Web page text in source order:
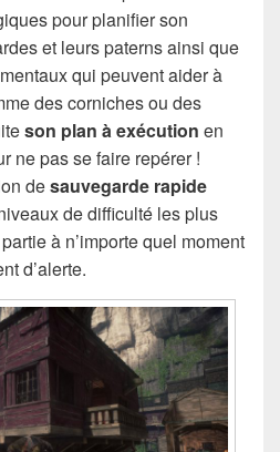
pour planifier son
et leurs paterns ainsi que
qui peuvent aider à
des corniches ou des
son plan à exécution en
ne pas se faire repérer !
desauvegarde rapide
de difficulté les plus
à n’importe quel moment
d’alerte.